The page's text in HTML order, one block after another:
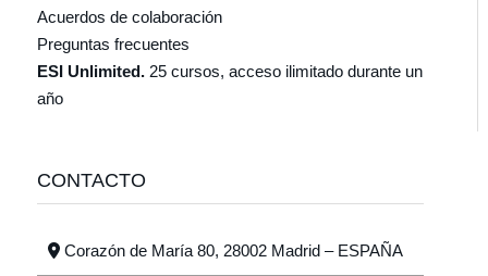
Acuerdos de colaboración
Preguntas frecuentes
ESI Unlimited. 25 cursos, acceso ilimitado durante un
año
CONTACTO
Corazón de María 80, 28002 Madrid – ESPAÑA